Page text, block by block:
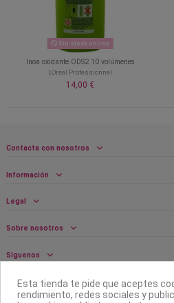
Sin stock online
Inoa oxidante ODS2 10 volúmenes
LOreal Professionnel
14,00 €
Contacta con nosotros
Información
Legal
Sobre nosotros
Síguenos
Boletín
Esta tienda te pide que aceptes
rendimiento, redes sociales y